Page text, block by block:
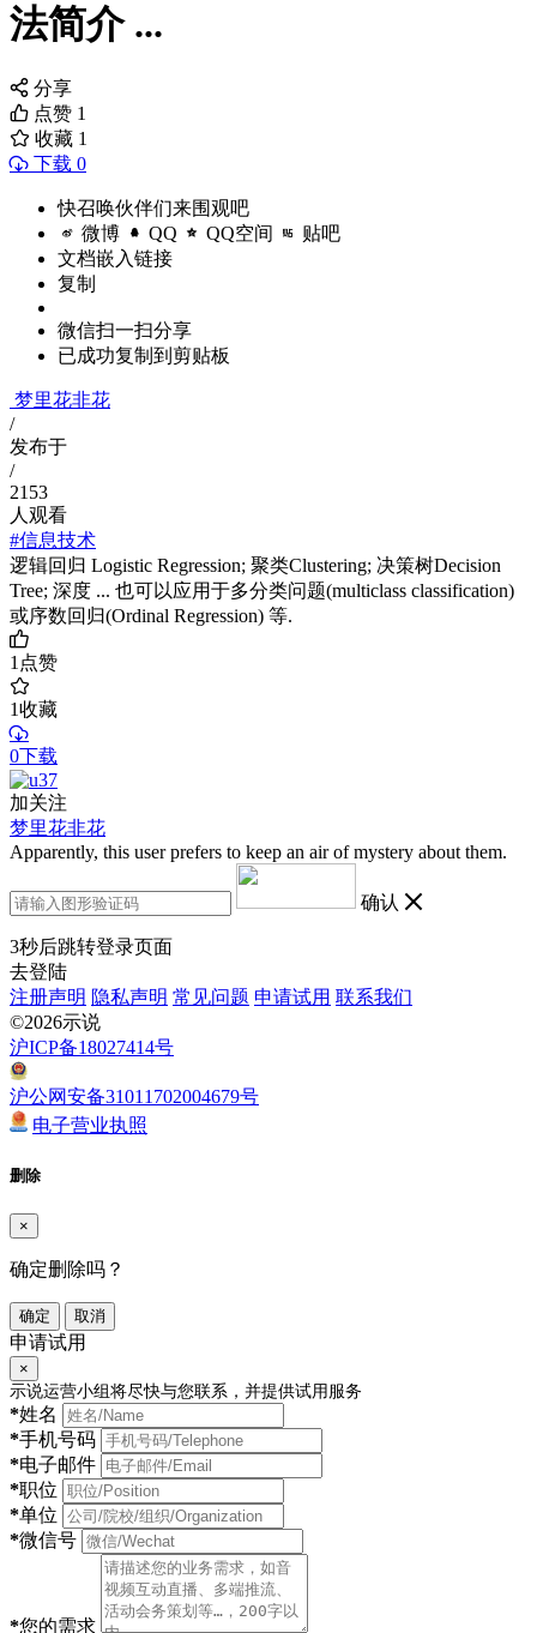
法简介 ...
分享
点赞 1
收藏 1
下载 0
快召唤伙伴们来围观吧
微博 QQ QQ空间 贴吧
文档嵌入链接
复制
微信扫一扫分享
已成功复制到剪贴板
梦里花非花
/
发布于
/
2153
人观看
#信息技术
逻辑回归 Logistic Regression; 聚类Clustering; 决策树Decision
Tree; 深度 ... 也可以应用于多分类问题(multiclass classification)
或序数回归(Ordinal Regression) 等.
1点赞
1收藏
0下载
加关注
梦里花非花
Apparently, this user prefers to keep an air of mystery about them.
确认
3秒后跳转登录页面
去登陆
注册声明 隐私声明 常见问题 申请试用 联系我们
©2026示说
沪ICP备18027414号
沪公网安备31011702004679号
电子营业执照
删除
×
确定删除吗？
确定 取消
申请试用
×
示说运营小组将尽快与您联系，并提供试用服务
*姓名
*手机号码
*电子邮件
*职位
*单位
*微信号
*您的需求